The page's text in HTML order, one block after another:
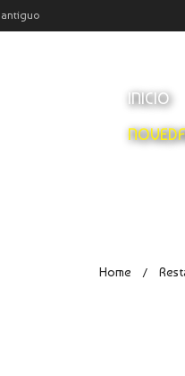
antiguo
INICIO
Home /